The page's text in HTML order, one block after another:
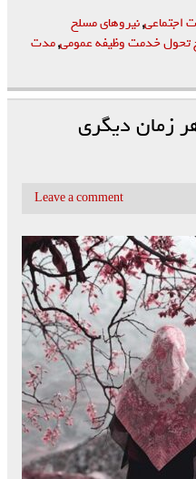
اجتماعی,نیروهای مسلح
تحول خدمت وظیفه عمومی,مدت
زمان دیگری
Leave a comment